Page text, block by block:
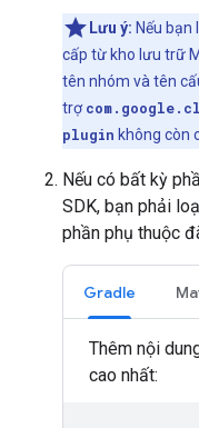
Lưu ý: Nếu bạn
cấp từ kho lưu trữ
tên nhóm và tên
trợ
plugin không còn
Nếu có bất kỳ
SDK, bạn phải
phần phụ thuộc
Gradle
Thêm nội
cao nhất: